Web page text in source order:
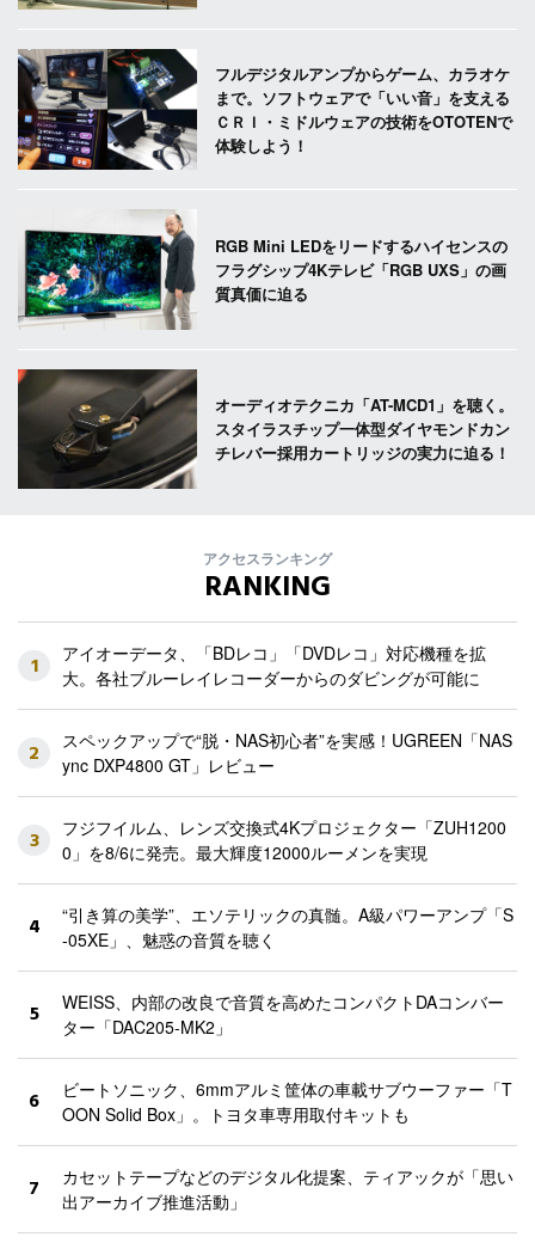
フルデジタルアンプからゲーム、カラオケ
まで。ソフトウェアで「いい音」を支える
ＣＲＩ・ミドルウェアの技術をOTOTENで
体験しよう！
RGB Mini LEDをリードするハイセンスの
フラグシップ4Kテレビ「RGB UXS」の画
質真価に迫る
オーディオテクニカ「AT-MCD1」を聴く。
スタイラスチップ一体型ダイヤモンドカン
チレバー採用カートリッジの実力に迫る！
アクセスランキング
RANKING
1
アイオーデータ、「BDレコ」「DVDレコ」対応機種を拡
大。各社ブルーレイレコーダーからのダビングが可能に
2
スペックアップで“脱・NAS初心者”を実感！UGREEN「NAS
ync DXP4800 GT」レビュー
3
フジフイルム、レンズ交換式4Kプロジェクター「ZUH1200
0」を8/6に発売。最大輝度12000ルーメンを実現
4
“引き算の美学”、エソテリックの真髄。A級パワーアンプ「S
-05XE」、魅惑の音質を聴く
5
WEISS、内部の改良で音質を高めたコンパクトDAコンバー
ター「DAC205-MK2」
6
ビートソニック、6mmアルミ筐体の車載サブウーファー「T
OON Solid Box」。トヨタ車専用取付キットも
7
カセットテープなどのデジタル化提案、ティアックが「思い
出アーカイブ推進活動」